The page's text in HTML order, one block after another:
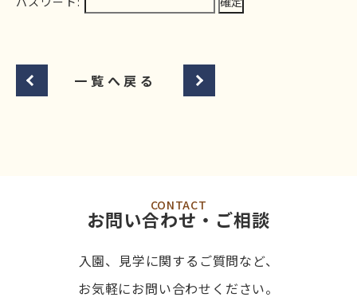
一覧へ戻る
CONTACT
お問い合わせ・ご相談
入園、見学に関するご質問など、
お気軽にお問い合わせください。